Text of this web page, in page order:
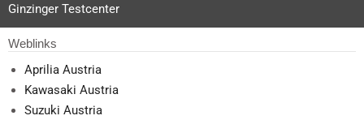
Ginzinger Testcenter
Weblinks
Aprilia Austria
Kawasaki Austria
Suzuki Austria